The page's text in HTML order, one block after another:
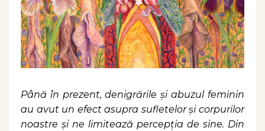
Până în prezent, denigrările și abuzul feminin
au avut un efect asupra sufletelor și corpurilor
noastre și ne limitează percepția de sine. Din